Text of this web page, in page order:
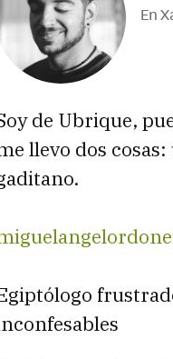
En
de Ubrique,
llevo dos